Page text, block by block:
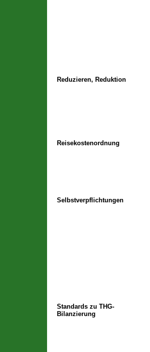
Reduzieren, Reduktion
Reisekostenordnung
Selbstverpflichtungen
Standards zu THG-
Bilanzierung